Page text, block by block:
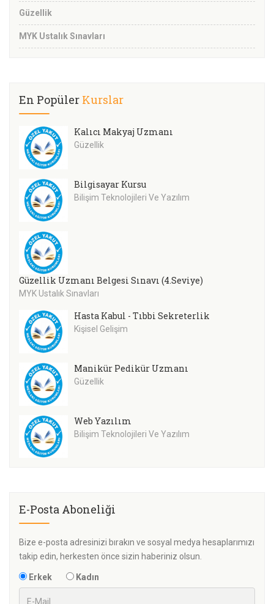
Güzellik
MYK Ustalık Sınavları
En Popüler Kurslar
Kalıcı Makyaj Uzmanı
Güzellik
Bilgisayar Kursu
Bilişim Teknolojileri Ve Yazılım
Güzellik Uzmanı Belgesi Sınavı (4.Seviye)
MYK Ustalık Sınavları
Hasta Kabul - Tıbbi Sekreterlik
Kişisel Gelişim
Manikür Pedikür Uzmanı
Güzellik
Web Yazılım
Bilişim Teknolojileri Ve Yazılım
E-Posta Aboneliği
Bize e-posta adresinizi bırakın ve sosyal medya hesaplarımızı
takip edin, herkesten önce sizin haberiniz olsun.
Erkek Kadın